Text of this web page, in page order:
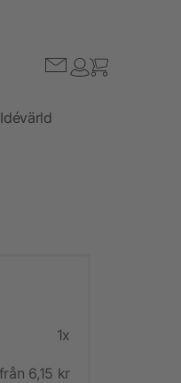
Idévärld
1x
från 6,15 kr